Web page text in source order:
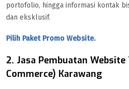
portofolio, hingga informasi kontak
dan eksklusif.
Pilih Paket Promo Website.
2. Jasa Pembuatan
Commerce) Karawang